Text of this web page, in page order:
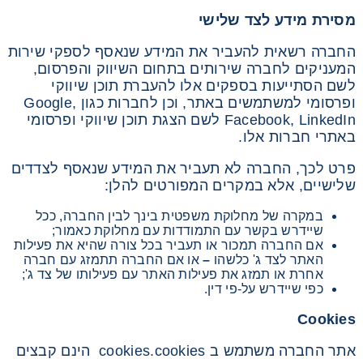
מסירת מידע לצד שלישי
החברה רשאית להעביר את המידע שנאסף לספקי שירות
המעניקים לחברה שירותים בתחום השיווק והפרסום,
לשם הסתייעות בספקים אלו להעברת תוכן שיווקי
ופרסומי למשתמשים באתר, וכן לחברות כגון Google,
Facebook, LinkedIn לשם הצגת תוכן שיווקי ופרסומי
באתרי חברות אלו.
פרט לכך, החברה לא תעביר את המידע שנאסף לצדדים
שלישיים, אלא במקרים המפורטים להלן:
במקרה של מחלוקת משפטית בינך לבין החברה, ככל
שיידרש בקשר עם התמודדות עם מחלוקת כאמור;
אם החברה תמכור או תעביר בכל צורה שהיא את פעילות
האתר לצד ג' כלשהו –או אם החברה תתמזג עם חברה
אחרת או תמזג את פעילות האתר עם פעילותו של צד ג';
כפי שיידרש על-פי דין.
Cookies
אתר החברה משתמש ב cookies.cookies הינם קבצים